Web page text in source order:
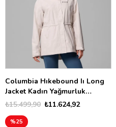
Columbia Hıkebound Iı Long
Jacket Kadın Yağmurluk
XL0113
₺11.624,92
₺15.499,90
%25